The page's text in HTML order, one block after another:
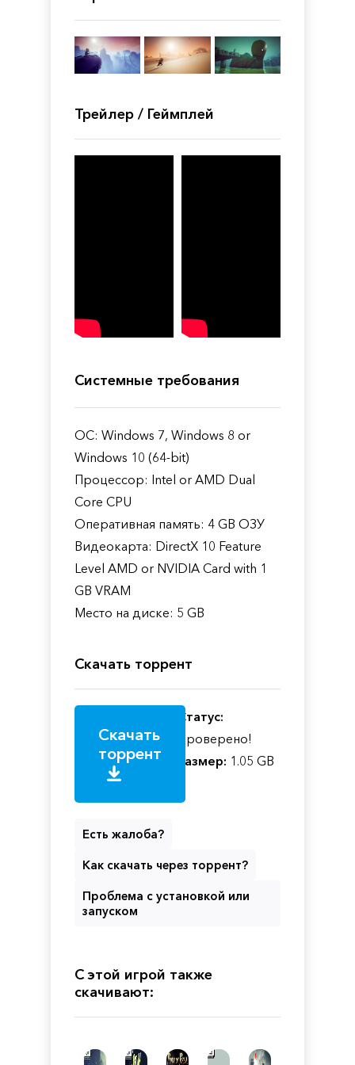
Трейлер / Геймплей
Системные требования
ОС: Windows 7, Windows 8 or
Windows 10 (64-bit)
Процессор: Intel or AMD Dual
Core CPU
Оперативная память: 4 GB ОЗУ
Видеокарта: DirectX 10 Feature
Level AMD or NVIDIA Card with 1
GB VRAM
Место на диске: 5 GB
Скачать торрент
Скачать
торрент
Статус:
Проверено!
Размер: 1.05 GB
Есть жалоба?
Как скачать через торрент?
Проблема с установкой или
запуском
С этой игрой также
скачивают: